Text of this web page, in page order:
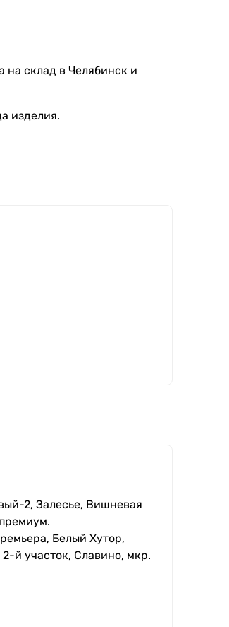
на склад в Челябинск и
изделия.
2, Залесье, Вишневая
Белый Хутор,
й участок, Славино, мкр.